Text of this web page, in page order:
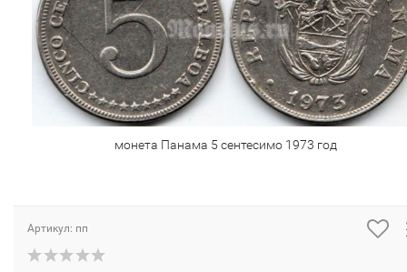
монета Панама 5 сентесимо 1973 год
Артикул: пп